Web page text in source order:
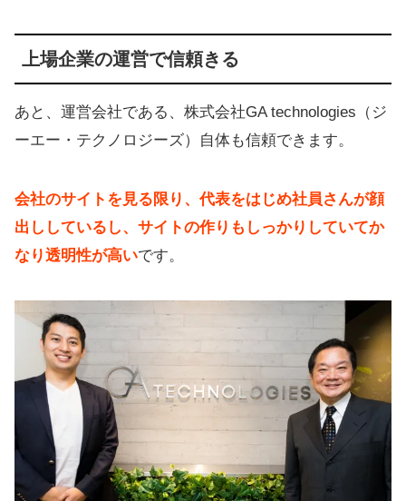
上場企業の運営で信頼きる
あと、運営会社である、株式会社GA technologies（ジ
ーエー・テクノロジーズ）自体も信頼できます。
会社のサイトを見る限り、代表をはじめ社員さんが顔
出ししているし、サイトの作りもしっかりしていてか
なり透明性が高いです。